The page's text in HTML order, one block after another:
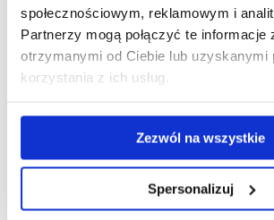
społecznościowym, reklamowym i
Partnerzy mogą połączyć te informacje
otrzymanymi od Ciebie lub uzyskanymi
korzystania z ich usług.
Zezwól na wszystkie
Spersonalizuj
Dofinansowano ze środków Ministra Nauki
„Regionalna Inicjatywa Doskonałości” w
zł.
wstecz